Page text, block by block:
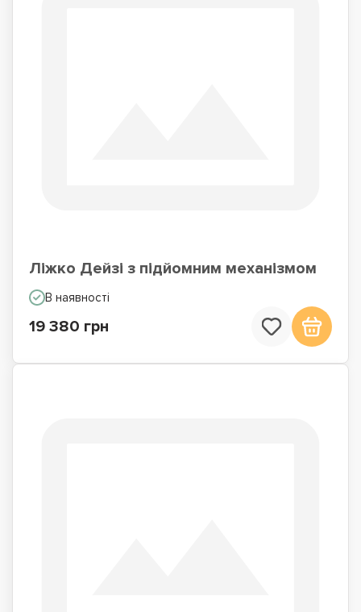
Ліжко Дейзі з підйомним механізмом
В наявності
19 380 грн